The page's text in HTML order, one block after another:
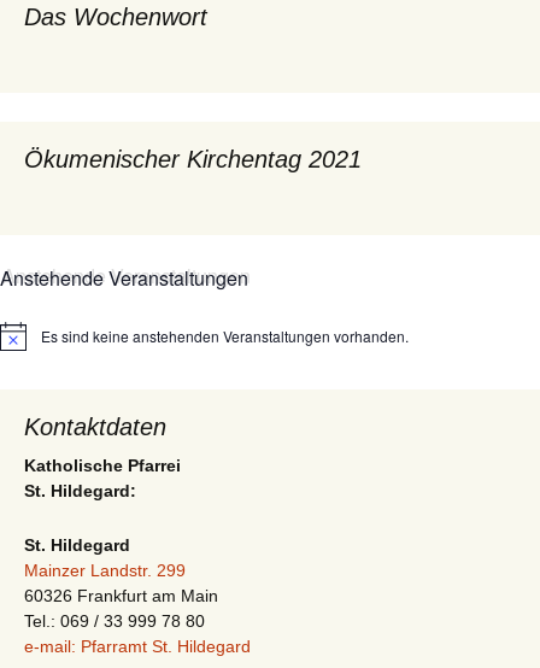
Das Wochenwort
Ökumenischer Kirchentag 2021
Anstehende Veranstaltungen
HinweisEs sind keine anstehenden Veranstaltungen vorhanden.
Kontaktdaten
Katholische Pfarrei
St. Hildegard:
St. Hildegard
Mainzer Landstr. 299
60326 Frankfurt am Main
Tel.: 069 / 33 999 78 80
e-mail: Pfarramt St. Hildegard